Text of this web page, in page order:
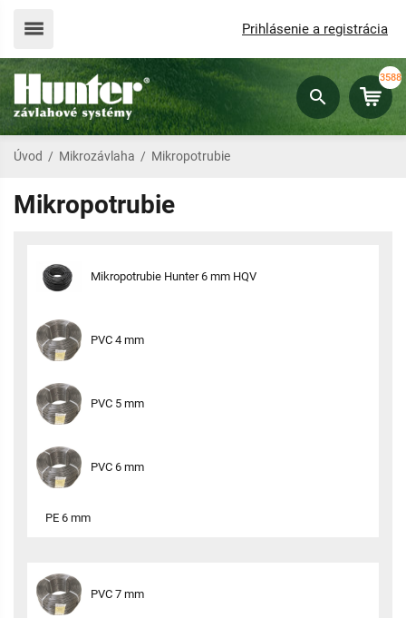
Prihlásenie a registrácia
3588
Úvod / Mikrozávlaha / Mikropotrubie
Mikropotrubie
Mikropotrubie Hunter 6 mm HQV
PVC 4 mm
PVC 5 mm
PVC 6 mm
PE 6 mm
PVC 7 mm